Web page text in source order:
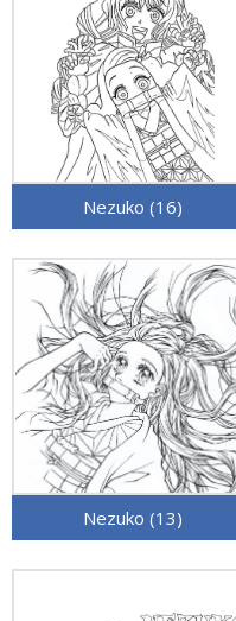
Nezuko (16)
Nezuko (13)